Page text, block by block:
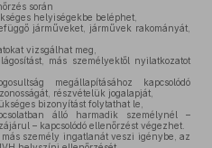
során
helyiségekbe beléphet,
járműveket, járművek rakományát,
vizsgálhat meg,
más személyektől nyilatkozatot
megállapításához kapcsolódó
részvételük jogalapját,
bizonyítást folytathat le,
álló harmadik személynél –
– kapcsolódó ellenőrzést végezhet.
személy ingatlanát veszi igénybe, az